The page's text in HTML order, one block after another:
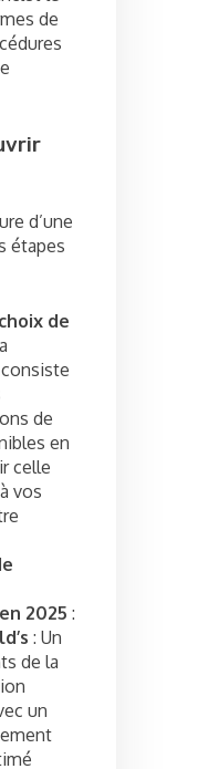
de
d’une
étapes
de
de
en
celle
vos
2025 :
: Un
de la
un